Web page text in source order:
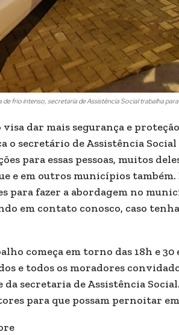
de frio intenso, secretaria de Assistência Social trabalha
visa dar mais segurança e
o secretário de Assistência
para essas pessoas, muitos
e em outros municípios
para fazer a abordagem no
em contato conosco, caso
começa em torno das 18h e 30
e todos os moradores
da secretaria de Assistência
para que possam pernoitar